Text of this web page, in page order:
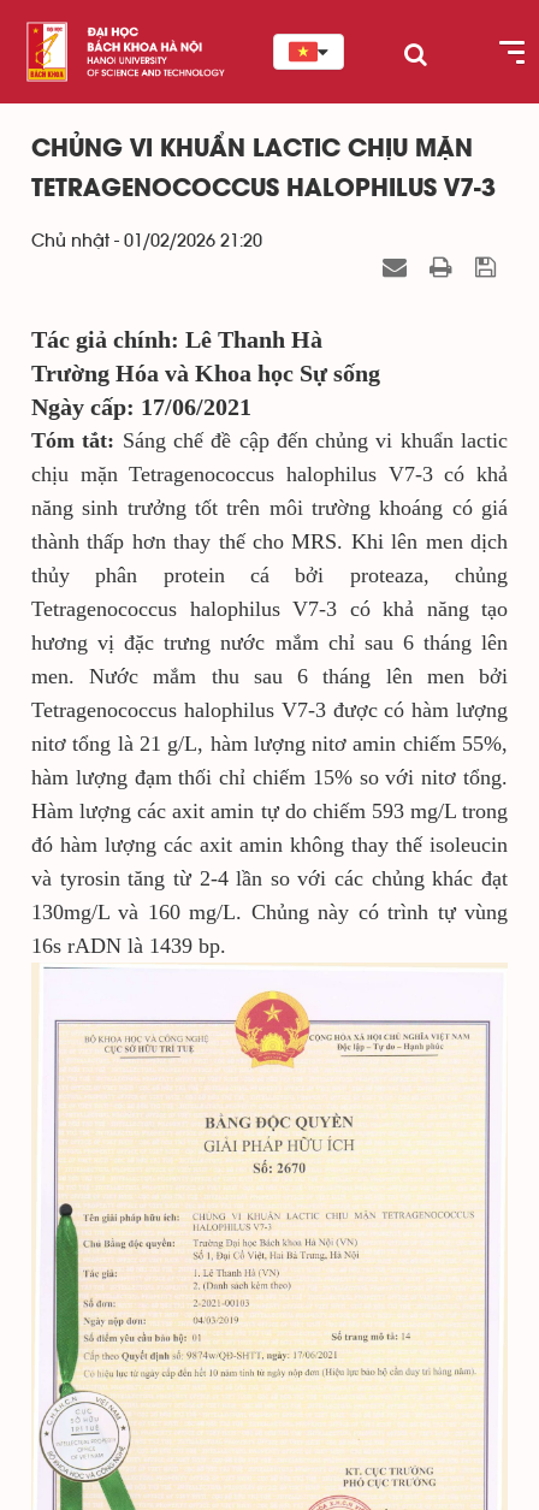
CHỦNG VI KHUẨN LACTIC CHỊU MẶN
TETRAGENOCOCCUS HALOPHILUS V7-3
Chủ nhật - 01/02/2026 21:20
Tác giả chính: Lê Thanh Hà
Trường Hóa và Khoa học Sự sống
Ngày cấp: 17/06/2021
Tóm tắt: Sáng chế đề cập đến chủng vi khuẩn lactic
chịu mặn Tetragenococcus halophilus V7-3 có khả
năng sinh trưởng tốt trên môi trường khoáng có giá
thành thấp hơn thay thế cho MRS. Khi lên men dịch
thủy phân protein cá bởi proteaza, chủng
Tetragenococcus halophilus V7-3 có khả năng tạo
hương vị đặc trưng nước mắm chỉ sau 6 tháng lên
men. Nước mắm thu sau 6 tháng lên men bởi
Tetragenococcus halophilus V7-3 được có hàm lượng
nitơ tổng là 21 g/L, hàm lượng nitơ amin chiếm 55%,
hàm lượng đạm thối chỉ chiếm 15% so với nitơ tổng.
Hàm lượng các axit amin tự do chiếm 593 mg/L trong
đó hàm lượng các axit amin không thay thế isoleucin
và tyrosin tăng từ 2-4 lần so với các chủng khác đạt
130mg/L và 160 mg/L. Chủng này có trình tự vùng
16s rADN là 1439 bp.